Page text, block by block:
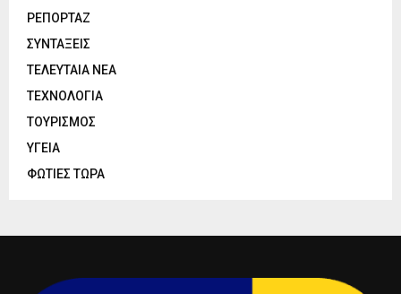
ΡΕΠΟΡΤΑΖ
ΣΥΝΤΑΞΕΙΣ
ΤΕΛΕΥΤΑΙΑ ΝΕΑ
ΤΕΧΝΟΛΟΓΙΑ
ΤΟΥΡΙΣΜΟΣ
ΥΓΕΙΑ
ΦΩΤΙΕΣ ΤΩΡΑ